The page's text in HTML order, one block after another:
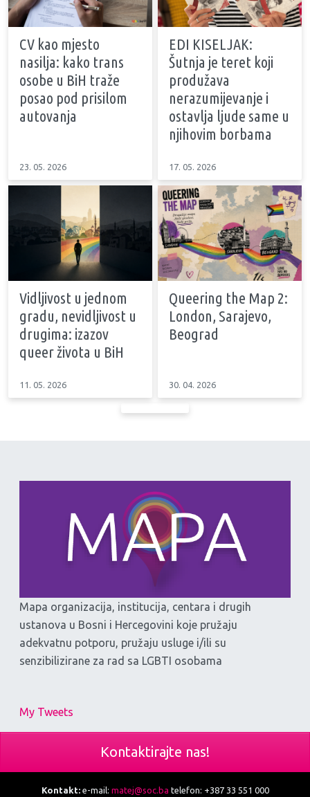
CV kao mjesto
nasilja: kako trans
osobe u BiH traže
posao pod prisilom
autovanja
23. 05. 2026
EDI KISELJAK:
Šutnja je teret koji
produžava
nerazumijevanje i
ostavlja ljude same u
njihovim borbama
17. 05. 2026
Vidljivost u jednom
gradu, nevidljivost u
drugima: izazov
queer života u BiH
11. 05. 2026
Queering the Map 2:
London, Sarajevo,
Beograd
30. 04. 2026
Mapa organizacija, institucija, centara i drugih
ustanova u Bosni i Hercegovini koje pružaju
adekvatnu potporu, pružaju usluge i/ili su
senzibilizirane za rad sa LGBTI osobama
My Tweets
Kontaktirajte nas!
Kontakt:e-mail: matej@soc.ba telefon: +387 33 551 000